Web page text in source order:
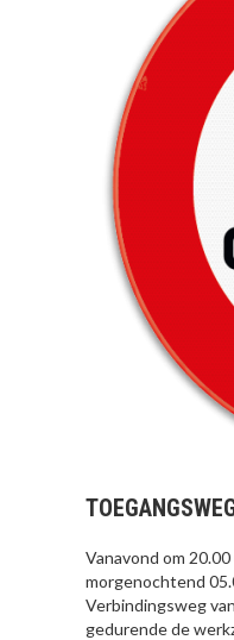
Vanavond om
morgenochtend
Verbindingsweg
gedurende de